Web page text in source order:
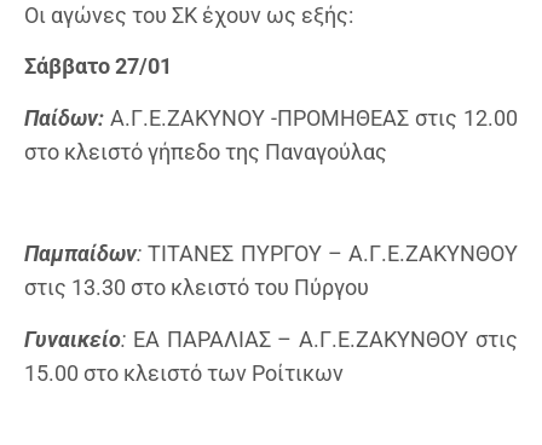
Οι αγώνες του ΣΚ έχουν ως εξής:
Σάββατο 27/01
Παίδων: Α.Γ.Ε.ΖΑΚΥΝΟΥ -ΠΡΟΜΗΘΕΑΣ στις 12.00
στο κλειστό γήπεδο της Παναγούλας
Παμπαίδων:ΤΙΤΑΝΕΣ ΠΥΡΓΟΥ – Α.Γ.Ε.ΖΑΚΥΝΘΟΥ
στις 13.30 στο κλειστό του Πύργου
Γυναικείο: ΕΑ ΠΑΡΑΛΙΑΣ – Α.Γ.Ε.ΖΑΚΥΝΘΟΥ στις
15.00 στο κλειστό των Ροίτικων